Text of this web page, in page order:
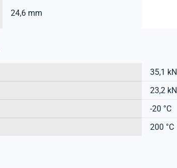
24,6 mm
35,1 kN
23,2 kN
-20 °C
200 °C